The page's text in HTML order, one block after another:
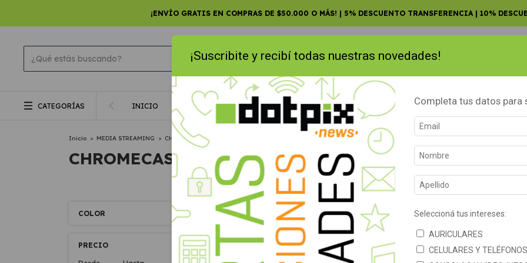
¡ENVÍO GRATIS EN COMPRAS DE $50.000 O MÁS! | 5% DESCUENTO TRANSFERENCIA | 10%
CATEGORÍAS INICIO PRODUCTOS SMARTWATCH AURICULARES INALÁMBRICOS CONVERTIDORES
Inicio > MEDIA STREAMING > CHROMECAST
CHROMECAST
COLOR
PRECIO
SIN STOCK
GRATIS
SIN STOCK
GRATIS
¡Suscribite y recibí todas nuestras novedades!
Completa tus datos para
Seleccioná tus intereses:
AURICULARES
CELULARES Y TELÉFONOS